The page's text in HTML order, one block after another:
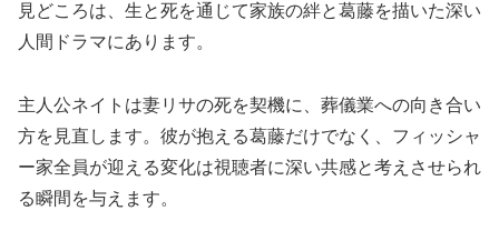
見どころは、生と死を通じて家族の絆と葛藤を描いた深い
人間ドラマにあります。
主人公ネイトは妻リサの死を契機に、葬儀業への向き合い
方を見直します。彼が抱える葛藤だけでなく、フィッシャ
ー家全員が迎える変化は視聴者に深い共感と考えさせられ
る瞬間を与えます。